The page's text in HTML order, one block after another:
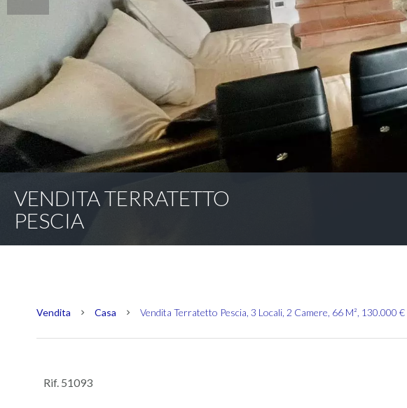
VENDITA TERRATETTO
PESCIA
Vendita Casa Vendita Terratetto Pescia, 3 Locali, 2 Camere, 66 M², 130.000 €
Rif. 51093